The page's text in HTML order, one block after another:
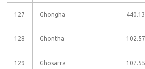
127 Ghongha 440.13
128 Ghontha 102.57
129 Ghosarra 107.55